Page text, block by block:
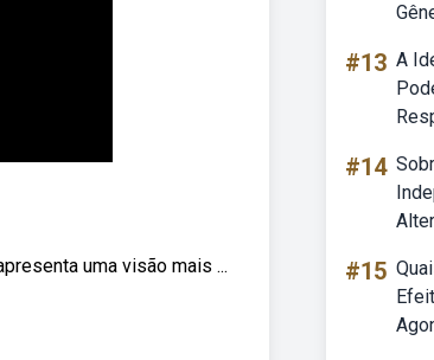
uma visão mais ...
#13 A
#14
#15